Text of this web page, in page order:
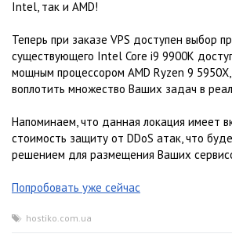
Intel, так и AMD!
Теперь при заказе VPS доступен выбор
существующего Intel Core i9 9900K
мощным процессором AMD Ryzen 9
воплотить множество Ваших задач в
Напоминаем, что данная локация имеет
стоимость защиту от DDoS атак, что
решением для размещения Ваших
Попробовать уже сейчас
hostiko.com.ua